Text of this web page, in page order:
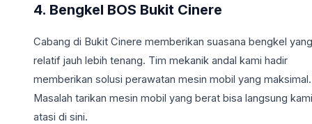
4. Bengkel BOS Bukit Cinere
Cabang di Bukit Cinere memberikan suasana bengkel yang
relatif jauh lebih tenang. Tim mekanik andal kami hadir
memberikan solusi perawatan mesin mobil yang maksimal.
Masalah tarikan mesin mobil yang berat bisa langsung kami
atasi di sini.